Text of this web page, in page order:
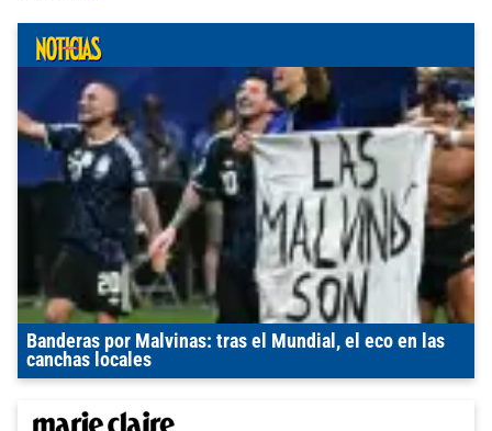
Banderas por Malvinas: tras el Mundial, el eco en las
canchas locales